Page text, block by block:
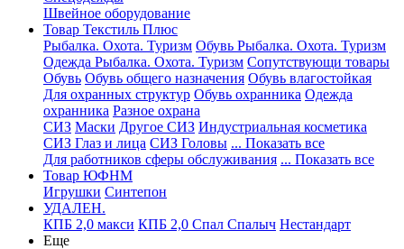
Швейное оборудование
Товар Текстиль Плюс
Рыбалка. Охота. Туризм Обувь Рыбалка. Охота. Туризм
Одежда Рыбалка. Охота. Туризм Сопутствующи товары
Обувь Обувь общего назначения Обувь влагостойкая
Для охранных структур Обувь охранника Одежда
охранника Разное охрана
СИЗ Маски Другое СИЗ Индустриальная косметика
СИЗ Глаз и лица СИЗ Головы ... Показать все
Для работников сферы обслуживания ... Показать все
Товар ЮФНМ
Игрушки Синтепон
УДАЛЕН.
КПБ 2,0 макси КПБ 2,0 Спал Спалыч Нестандарт
Еще